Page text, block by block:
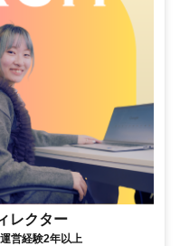
レクター
営経験2年以上